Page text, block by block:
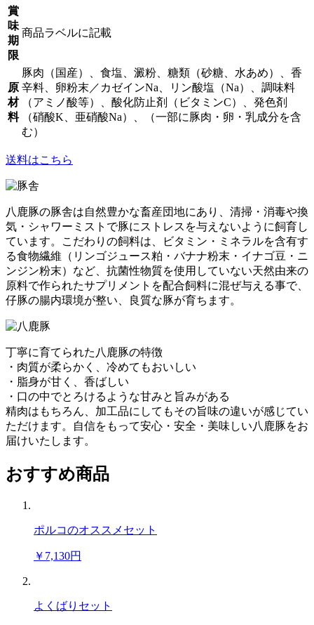
賞
味
期
限
商品ラベルに記載
原
材
料
豚肉（国産）、食塩、澱粉、糖類（砂糖、水あめ）、香
辛料、卵粉末／カゼインNa、リン酸塩（Na）、調味料
（アミノ酸等）、酸化防止剤（ビタミンC）、発色剤
（硝酸K、亜硝酸Na）、（一部に豚肉・卵・乳成分を含
む）
送料はこちら
八鹿豚の豚舎は自然豊かな畜産団地にあり、清掃・消毒や換
気・シャワーミストで豚にストレスを与えないように飼育し
ています。こだわりの飼料は、ビタミン・ミネラルを含有す
る食物繊維（リンゴジュース粕・バナナ粉末・イナゴ豆・ニ
ンジン粉末）など、抗菌性物質を使用していない天然由来の
原料で作られたサプリメントを配合飼料に混ぜ与える事で、
仔豚の腸内環境が整い、良質な豚が育ちます。
丁寧に育てられた八鹿豚の特徴
・肉質が柔らかく、冷めてもおいしい
・脂身が甘く、香ばしい
・口の中でとろけるような甘みと旨みがある
精肉はもちろん、加工品にしてもその旨味の違いが感じてい
ただけます。自信をもって安心・安全・美味しい八鹿豚をお
届けいたします。
おすすめ商品
ポルコのオススメセット
￥7,130円
よくばりセット